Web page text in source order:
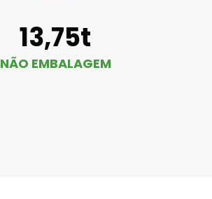
13,75t
NÃO EMBALAGEM